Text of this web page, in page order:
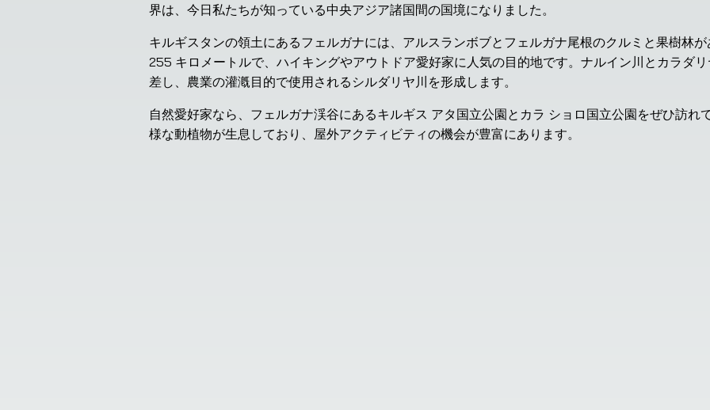
界は、今日私たちが知っている中央アジア諸国間の国境になりました。
キルギスタンの領土にあるフェルガナには、アルスランボブとフェルガナ尾根のクルミと果樹林
255 キロメートルで、ハイキングやアウトドア愛好家に人気の目的地です。ナルイン川とカラダ
差し、農業の灌漑目的で使用されるシルダリヤ川を形成します。
自然愛好家なら、フェルガナ渓谷にあるキルギス アタ国立公園とカラ ショロ国立公園をぜひ訪れ
様な動植物が生息しており、屋外アクティビティの機会が豊富にあります。